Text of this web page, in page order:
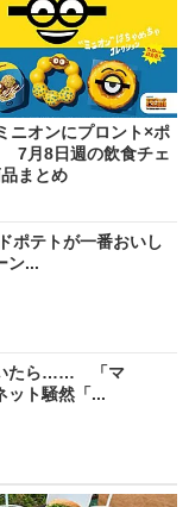
ニオンにプロント×ポ
7月8日週の飲食チェ
まとめ
ポテトが一番おいし
ン...
いたら…… 「マ
ット騒然「...